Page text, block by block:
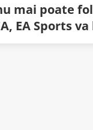
mai poate
EA Sports va